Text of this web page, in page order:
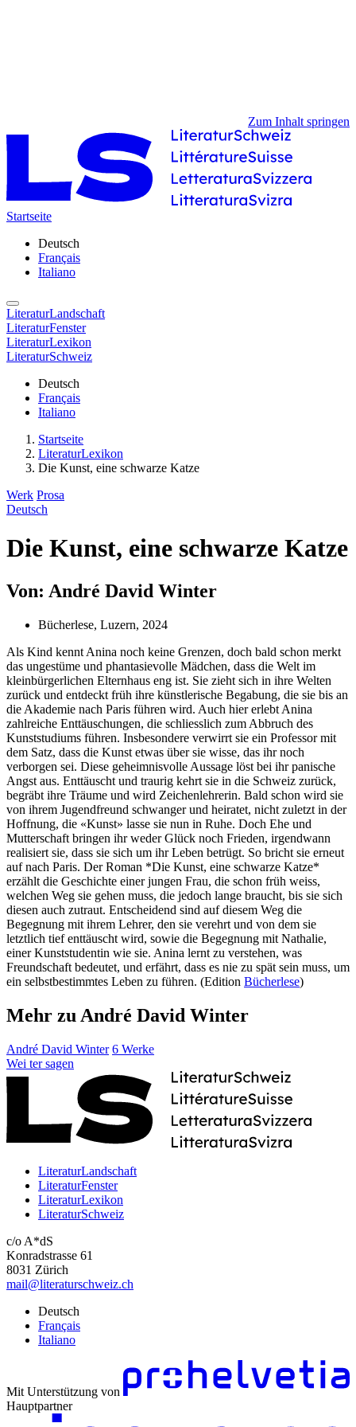
Zum Inhalt springen
Startseite
Deutsch
Français
Italiano
LiteraturLandschaft
LiteraturFenster
LiteraturLexikon
LiteraturSchweiz
Deutsch
Français
Italiano
Startseite
LiteraturLexikon
Die Kunst, eine schwarze Katze
Werk Prosa
Deutsch
Die Kunst, eine schwarze Katze
Von: André David Winter
Bücherlese, Luzern, 2024
Als Kind kennt Anina noch keine Grenzen, doch bald schon merkt
das ungestüme und phantasievolle Mädchen, dass die Welt im
kleinbürgerlichen Elternhaus eng ist. Sie zieht sich in ihre Welten
zurück und entdeckt früh ihre künstlerische Begabung, die sie bis an
die Akademie nach Paris führen wird. Auch hier erlebt Anina
zahlreiche Enttäuschungen, die schliesslich zum Abbruch des
Kunststudiums führen. Insbesondere verwirrt sie ein Professor mit
dem Satz, dass die Kunst etwas über sie wisse, das ihr noch
verborgen sei. Diese geheimnisvolle Aussage löst bei ihr panische
Angst aus. Enttäuscht und traurig kehrt sie in die Schweiz zurück,
begräbt ihre Träume und wird Zeichenlehrerin. Bald schon wird sie
von ihrem Jugendfreund schwanger und heiratet, nicht zuletzt in der
Hoffnung, die «Kunst» lasse sie nun in Ruhe. Doch Ehe und
Mutterschaft bringen ihr weder Glück noch Frieden, irgendwann
realisiert sie, dass sie sich um ihr Leben betrügt. So bricht sie erneut
auf nach Paris. Der Roman *Die Kunst, eine schwarze Katze*
erzählt die Geschichte einer jungen Frau, die schon früh weiss,
welchen Weg sie gehen muss, die jedoch lange braucht, bis sie sich
diesen auch zutraut. Entscheidend sind auf diesem Weg die
Begegnung mit ihrem Lehrer, den sie verehrt und von dem sie
letztlich tief enttäuscht wird, sowie die Begegnung mit Nathalie,
einer Kunststudentin wie sie. Anina lernt zu verstehen, was
Freundschaft bedeutet, und erfährt, dass es nie zu spät sein muss, um
ein selbstbestimmtes Leben zu führen. (Edition Bücherlese)
Mehr zu André David Winter
André David Winter 6 Werke
Wei ter sagen
LiteraturLandschaft
LiteraturFenster
LiteraturLexikon
LiteraturSchweiz
c/o A*dS
Konradstrasse 61
8031 Zürich
mail@literaturschweiz.ch
Deutsch
Français
Italiano
Mit Unterstützung von
Hauptpartner